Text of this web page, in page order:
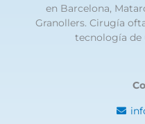
en Barcelona,
Granollers. Cirugía
tecnología de